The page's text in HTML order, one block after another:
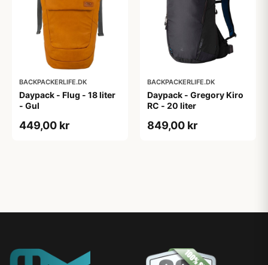
BACKPACKERLIFE.DK
Daypack - Flug - 18 liter
- Gul
449,00 kr
BACKPACKERLIFE.DK
Daypack - Gregory Kiro
RC - 20 liter
849,00 kr